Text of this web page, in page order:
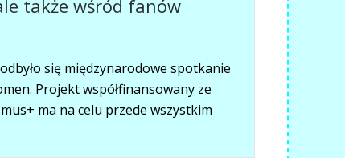
także wśród fanów
się międzynarodowe spotkanie
Projekt współfinansowany ze
ma na celu przede wszystkim